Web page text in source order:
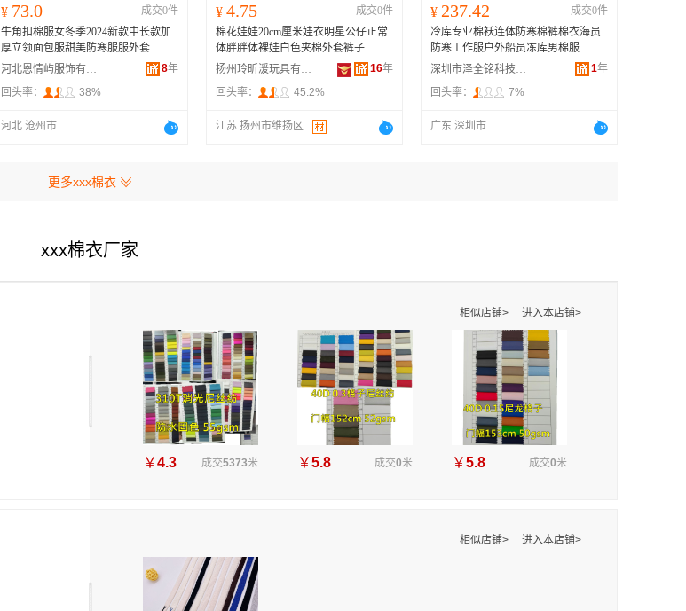
¥ 73.0
成交0件
牛角扣棉服女冬季2024新款中长款加
厚立领面包服甜美防寒服服外套
河北恩情屿服饰有限公司
8年
回头率：
38%
河北 沧州市
¥ 4.75
成交0件
棉花娃娃20cm厘米娃衣明星公仔正常
体胖胖体裸娃白色夹棉外套裤子
扬州玲昕湲玩具有限公司
16年
回头率：
45.2%
江苏 扬州市维扬区
¥ 237.42
成交0件
冷库专业棉袄连体防寒棉裤棉衣海员
防寒工作服户外船员冻库男棉服
深圳市泽全铭科技有限公司
1年
回头率：
7%
广东 深圳市
更多xxx棉衣
xxx棉衣厂家
相似店铺> 进入本店铺>
￥4.3 成交5373米 ￥5.8 成交0米 ￥5.8 成交0米
相似店铺> 进入本店铺>